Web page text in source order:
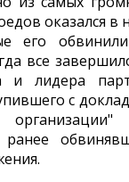
оказался в
его
все
и лидера
с
ранее